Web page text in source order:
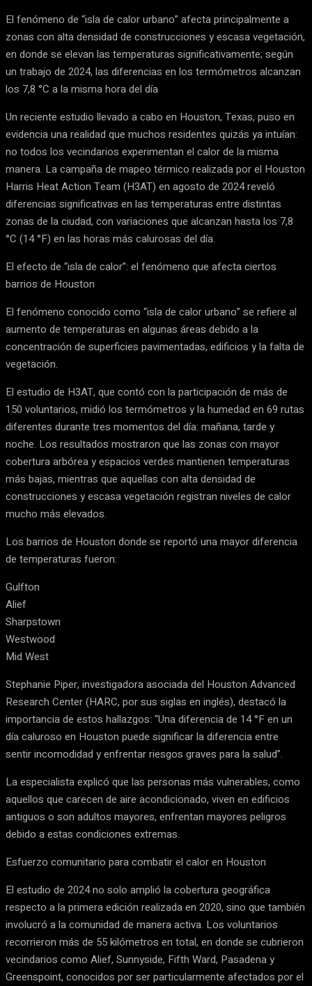
El fenómeno de “isla de calor urbano” afecta principalmente a
zonas con alta densidad de construcciones y escasa vegetación,
en donde se elevan las temperaturas significativamente; según
un trabajo de 2024, las diferencias en los termómetros alcanzan
los 7,8 °C a la misma hora del día
Un reciente estudio llevado a cabo en Houston, Texas, puso en
evidencia una realidad que muchos residentes quizás ya intuían:
no todos los vecindarios experimentan el calor de la misma
manera. La campaña de mapeo térmico realizada por el Houston
Harris Heat Action Team (H3AT) en agosto de 2024 reveló
diferencias significativas en las temperaturas entre distintas
zonas de la ciudad, con variaciones que alcanzan hasta los 7,8
°C (14 °F) en las horas más calurosas del día.
El efecto de “isla de calor”: el fenómeno que afecta ciertos
barrios de Houston
El fenómeno conocido como “isla de calor urbano” se refiere al
aumento de temperaturas en algunas áreas debido a la
concentración de superficies pavimentadas, edificios y la falta de
vegetación.
El estudio de H3AT, que contó con la participación de más de
150 voluntarios, midió los termómetros y la humedad en 69 rutas
diferentes durante tres momentos del día: mañana, tarde y
noche. Los resultados mostraron que las zonas con mayor
cobertura arbórea y espacios verdes mantienen temperaturas
más bajas, mientras que aquellas con alta densidad de
construcciones y escasa vegetación registran niveles de calor
mucho más elevados.
Los barrios de Houston donde se reportó una mayor diferencia
de temperaturas fueron:
Gulfton
Alief
Sharpstown
Westwood
Mid West
Stephanie Piper, investigadora asociada del Houston Advanced
Research Center (HARC, por sus siglas en inglés), destacó la
importancia de estos hallazgos: “Una diferencia de 14 °F en un
día caluroso en Houston puede significar la diferencia entre
sentir incomodidad y enfrentar riesgos graves para la salud”.
La especialista explicó que las personas más vulnerables, como
aquellos que carecen de aire acondicionado, viven en edificios
antiguos o son adultos mayores, enfrentan mayores peligros
debido a estas condiciones extremas.
Esfuerzo comunitario para combatir el calor en Houston
El estudio de 2024 no solo amplió la cobertura geográfica
respecto a la primera edición realizada en 2020, sino que también
involucró a la comunidad de manera activa. Los voluntarios
recorrieron más de 55 kilómetros en total, en donde se cubrieron
vecindarios como Alief, Sunnyside, Fifth Ward, Pasadena y
Greenspoint, conocidos por ser particularmente afectados por el